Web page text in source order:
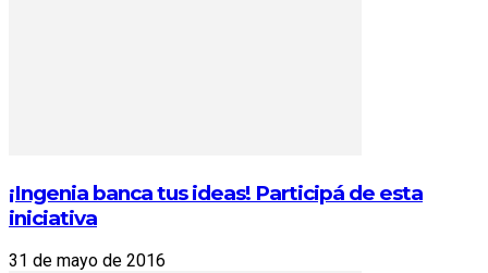
¡Ingenia banca tus ideas! Participá de esta
iniciativa
31 de mayo de 2016